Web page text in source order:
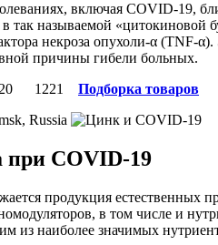
включая COVID-19,
в так называемой
некроза опухоли-α (TNF-
причины гибели больных.
1221
Подборка товаров
Russia
COVID-19
продукция естественных
в том числе и
из наиболее значимых